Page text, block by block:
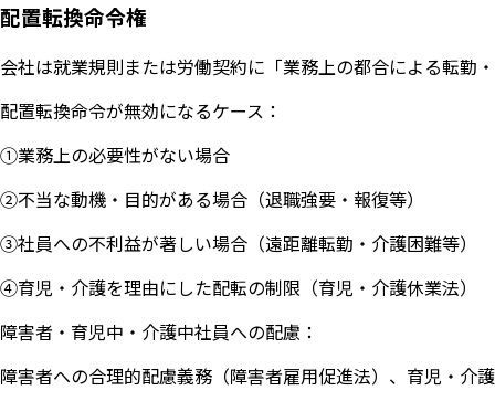
配置転換命令権
会社は就業規則または労働契約に「業務上の都合による転勤
配置転換命令が無効になるケース：
①業務上の必要性がない場合
②不当な動機・目的がある場合（退職強要・報復等）
③社員への不利益が著しい場合（遠距離転勤・介護困難等）
④育児・介護を理由にした配転の制限（育児・介護休業法）
障害者・育児中・介護中社員への配慮：
障害者への合理的配慮義務（障害者雇用促進法）、育児・介